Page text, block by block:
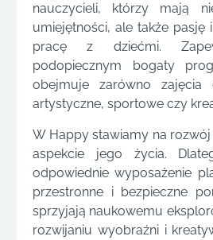
nauczycieli, którzy mają
umiejętności, ale także pasję
pracę z dziećmi.
podopiecznym bogaty
obejmuje zarówno zajęcia
artystyczne, sportowe czy
W Happy stawiamy na
aspekcie jego życia.
odpowiednie wyposażenie
przestronne i bezpieczne
sprzyjają naukowemu
rozwijaniu wyobraźni i